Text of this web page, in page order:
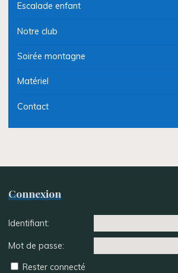
Escalade enfant
Notre club
Soirée montagne
Matériel
Contact
Connexion
Identifiant:
Mot de passe:
Rester connecté